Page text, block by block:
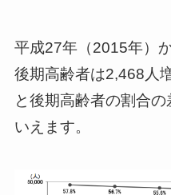
平成27年（2015年）
後期高齢者は2,468人
と後期高齢者の割合
いえます。